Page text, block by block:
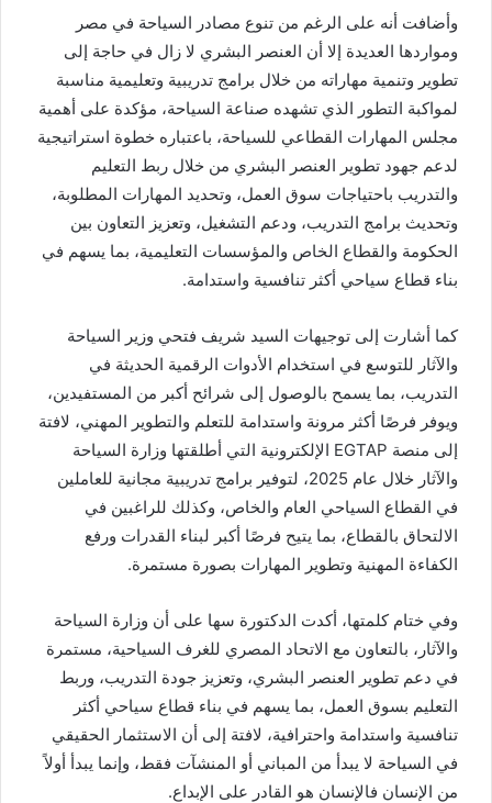
وأضافت أنه على الرغم من تنوع مصادر السياحة في مصر
ومواردها العديدة إلا أن العنصر البشري لا زال في حاجة إلى
تطوير وتنمية مهاراته من خلال برامج تدريبية وتعليمية مناسبة
لمواكبة التطور الذي تشهده صناعة السياحة، مؤكدة على أهمية
مجلس المهارات القطاعي للسياحة، باعتباره خطوة استراتيجية
لدعم جهود تطوير العنصر البشري من خلال ربط التعليم
والتدريب باحتياجات سوق العمل، وتحديد المهارات المطلوبة،
وتحديث برامج التدريب، ودعم التشغيل، وتعزيز التعاون بين
الحكومة والقطاع الخاص والمؤسسات التعليمية، بما يسهم في
بناء قطاع سياحي أكثر تنافسية واستدامة.
كما أشارت إلى توجيهات السيد شريف فتحي وزير السياحة
والآثار للتوسع في استخدام الأدوات الرقمية الحديثة في
التدريب، بما يسمح بالوصول إلى شرائح أكبر من المستفيدين،
ويوفر فرصًا أكثر مرونة واستدامة للتعلم والتطوير المهني، لافتة
إلى منصة EGTAP الإلكترونية التي أطلقتها وزارة السياحة
والآثار خلال عام 2025، لتوفير برامج تدريبية مجانية للعاملين
في القطاع السياحي العام والخاص، وكذلك للراغبين في
الالتحاق بالقطاع، بما يتيح فرصًا أكبر لبناء القدرات ورفع
الكفاءة المهنية وتطوير المهارات بصورة مستمرة.
وفي ختام كلمتها، أكدت الدكتورة سها على أن وزارة السياحة
والآثار، بالتعاون مع الاتحاد المصري للغرف السياحية، مستمرة
في دعم تطوير العنصر البشري، وتعزيز جودة التدريب، وربط
التعليم بسوق العمل، بما يسهم في بناء قطاع سياحي أكثر
تنافسية واستدامة واحترافية، لافتة إلى أن الاستثمار الحقيقي
في السياحة لا يبدأ من المباني أو المنشآت فقط، وإنما يبدأ أولاً
من الإنسان فالإنسان هو القادر على الإبداع.